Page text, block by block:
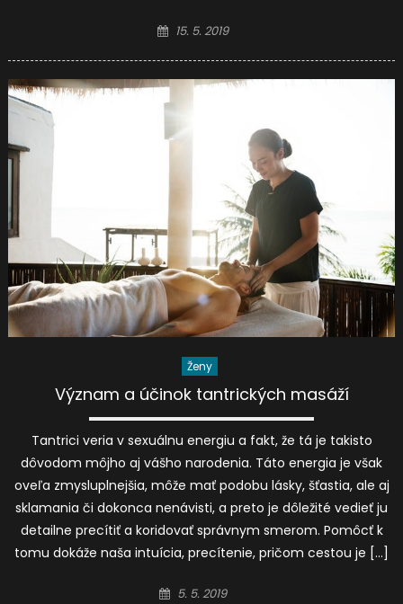
Posted
15. 5. 2019
Ženy
Význam a účinok tantrických masáží
Tantrici veria v sexuálnu energiu a fakt, že tá je takisto
dôvodom môjho aj vášho narodenia. Táto energia je však
oveľa zmysluplnejšia, môže mať podobu lásky, šťastia, ale aj
sklamania či dokonca nenávisti, a preto je dôležité vedieť ju
detailne precítiť a koridovať správnym smerom. Pomôcť k
tomu dokáže naša intuícia, precítenie, pričom cestou je […]
Posted
5. 5. 2019